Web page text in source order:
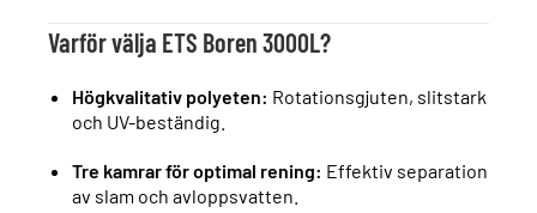
Varför välja ETS Boren 3000L?
Högkvalitativ polyeten: Rotationsgjuten, slitstark
och UV-beständig.
Tre kamrar för optimal rening: Effektiv separation
av slam och avloppsvatten.